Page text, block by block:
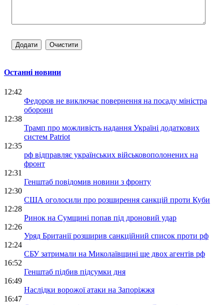
Останні новини
12:42
Федоров не виключає повернення на посаду міністра
оборони
12:38
Трамп про можливість надання Україні додаткових
систем Patriot
12:35
рф відправляє українських військовополонених на
фронт
12:31
Генштаб повідомив новини з фронту
12:30
США оголосили про розширення санкцій проти Куби
12:28
Ринок на Сумщині попав під дроновий удар
12:26
Уряд Британії розширив санкційний список проти рф
12:24
СБУ затримали на Миколаївщині ще двох агентів рф
16:52
Генштаб підбив підсумки дня
16:49
Наслідки ворожої атаки на Запоріжжя
16:47